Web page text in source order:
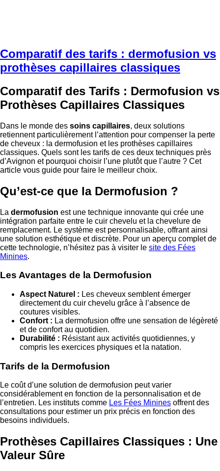
Comparatif des tarifs : dermofusion vs
prothèses capillaires classiques
Comparatif des Tarifs : Dermofusion vs
Prothèses Capillaires Classiques
Dans le monde des soins capillaires, deux solutions
retiennent particulièrement l’attention pour compenser la perte
de cheveux : la dermofusion et les prothèses capillaires
classiques. Quels sont les tarifs de ces deux techniques près
d’Avignon et pourquoi choisir l’une plutôt que l’autre ? Cet
article vous guide pour faire le meilleur choix.
Qu’est-ce que la Dermofusion ?
La dermofusion est une technique innovante qui crée une
intégration parfaite entre le cuir chevelu et la chevelure de
remplacement. Le système est personnalisable, offrant ainsi
une solution esthétique et discrète. Pour un aperçu complet de
cette technologie, n’hésitez pas à visiter le site des Fées
Minines.
Les Avantages de la Dermofusion
Aspect Naturel : Les cheveux semblent émerger
directement du cuir chevelu grâce à l’absence de
coutures visibles.
Confort : La dermofusion offre une sensation de légèreté
et de confort au quotidien.
Durabilité : Résistant aux activités quotidiennes, y
compris les exercices physiques et la natation.
Tarifs de la Dermofusion
Le coût d’une solution de dermofusion peut varier
considérablement en fonction de la personnalisation et de
l’entretien. Les instituts comme Les Fées Minines offrent des
consultations pour estimer un prix précis en fonction des
besoins individuels.
Prothèses Capillaires Classiques : Une
Valeur Sûre